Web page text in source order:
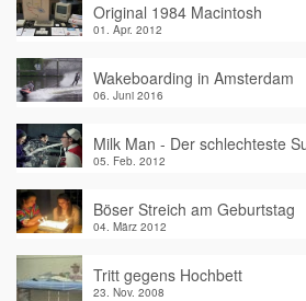
Original 1984 Macintosh
01. Apr. 2012
Wakeboarding in Amsterdam
06. Juni 2016
Milk Man - Der schlechteste
05. Feb. 2012
Böser Streich am Geburtstag
04. März 2012
Tritt gegens Hochbett
23. Nov. 2008